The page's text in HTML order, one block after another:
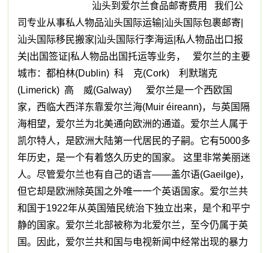
汕头到爱尔兰食品邮寄费用 我们公
司专业从事私人物品汕头国际运输|汕头国际包裹邮寄|
汕头国际移民搬家|汕头国际行李海运|私人物品出口报
关|出国签证|私人物品出国托运等业务， 爱尔兰的主要
城市：都柏林(Dublin) 科 克(Cork) 利默瑞克
(Limerick) 高 威(Galway) 爱尔兰是一个西欧国
家，西临大西洋东靠爱尔兰海(Muir éireann)，与英国隔
海相望，爱尔兰为北美通向欧洲的通道。爱尔兰人属于
凯尔特人，是欧洲大陆第一代居民的子嗣。它有5000多
年历史，是一个有着悠久历史的国家。 这里非常美丽迷
人。尽管爱尔兰也有自己的语言——盖尔语(Gaeilge)，
但它却是欧洲除英国之外唯一一个英语国家。爱尔兰共
和国于1922年从英国殖民统治下独立出来，是个和平宁
静的国家。爱尔兰北部被称为北爱尔兰，至今仍属于英
国。因此，爱尔兰共和国与电视新闻中经常出现的暴力